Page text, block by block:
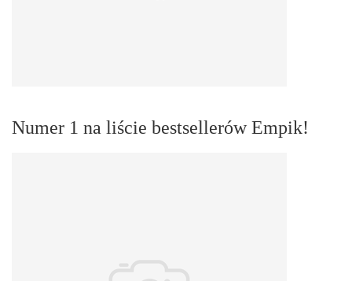
Numer 1 na liście bestsellerów Empik!